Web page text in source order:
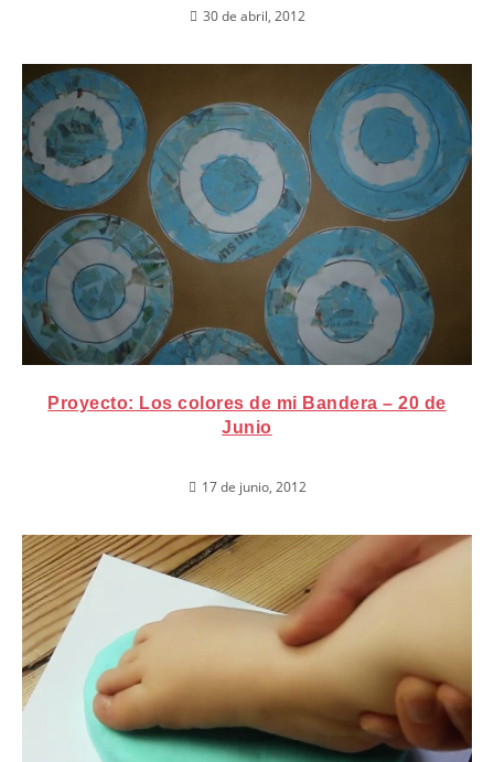
30 de abril, 2012
Proyecto: Los colores de mi Bandera – 20 de
Junio
17 de junio, 2012